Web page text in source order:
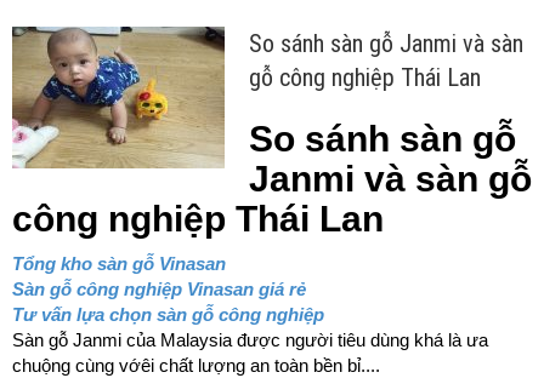
So sánh sàn gỗ Janmi và sàn
gỗ công nghiệp Thái Lan
So sánh sàn gỗ
Janmi và sàn gỗ
công nghiệp Thái Lan
Tổng kho sàn gỗ Vinasan
Sàn gỗ công nghiệp Vinasan giá rẻ
Tư vấn lựa chọn sàn gỗ công nghiệp
Sàn gỗ Janmi của Malaysia được người tiêu dùng khá là ưa
chuộng cùng vớêi chất lượng an toàn bền bỉ....